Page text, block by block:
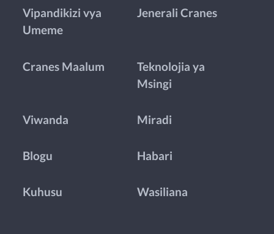
Vipandikizi vya
Umeme
Jenerali Cranes
Cranes Maalum
Teknolojia ya
Msingi
Viwanda Miradi
Blogu Habari
Kuhusu Wasiliana